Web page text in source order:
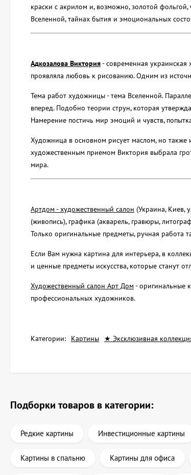
краски с акрилом и, возможно, золотой
Вселенной, тайнах бытия и эмоциональных
Адкозалова Виктория- современная украинская
проявляла любовь к рисованию. Одним из
Тема работ художницы - тема Вселенной.
вперед. Подобно теории струн, которая
Намерение постичь мир эмоций и чувств,
Художница в основном рисует маслом, но также
художественным приемом Виктория выбрала
мира.
Артдом - художественный салон (Украина, Киев,
(живопись), графика (акварель, гравюры,
Только оригинальные предметы, ручная работа
Если Вам нужна картина для интерьера, в
и ценные предметы искусства, которые станут
Художественный салон Арт Дом - оригинальные
профессиональных художников.
Категории: Картины ★ Эксклюзивная
Подборки товаров в категории:
Редкие картины Инвестиционные картины
Картины в спальню Картины для офиса